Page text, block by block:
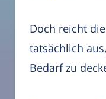
Doch reicht
tatsächlich
Bedarf zu